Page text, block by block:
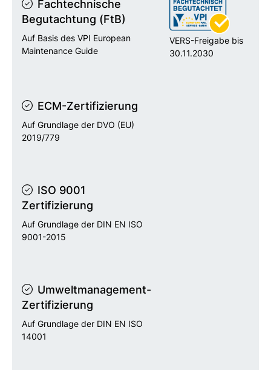
Fachtechnische
Begutachtung (FtB)
Auf Basis des VPI European
Maintenance Guide
VERS-Freigabe bis
30.11.2030
ECM-Zertifizierung
Auf Grundlage der DVO (EU)
2019/779
ISO 9001
Zertifizierung
Auf Grundlage der DIN EN ISO
9001-2015
Umweltmanagement-
Zertifizierung
Auf Grundlage der DIN EN ISO
14001